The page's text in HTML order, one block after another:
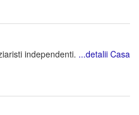
independenti. ...detalii Casa